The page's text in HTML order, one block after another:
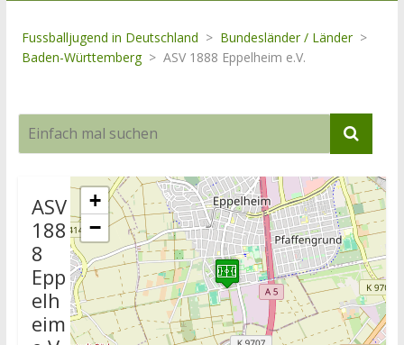
Fussballjugend in Deutschland > Bundesländer / Länder >
Baden-Württemberg > ASV 1888 Eppelheim e.V.
+
−
ASV
188
8
Epp
elh
eim